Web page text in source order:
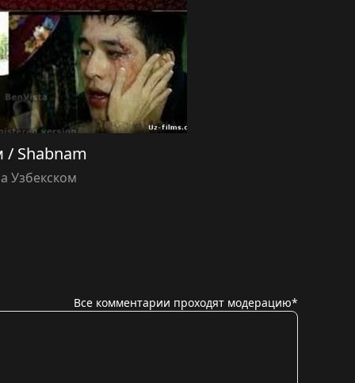
Shabnam
Узбекском
Все комментарии проходят модерацию*